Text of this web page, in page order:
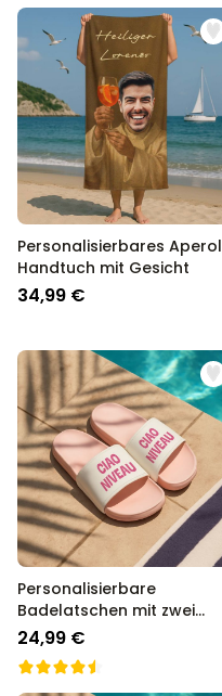
Personalisierbares Aperol
Handtuch mit Gesicht
34,99 €
Personalisierbare
Badelatschen mit zwei
Zeilen
24,99 €